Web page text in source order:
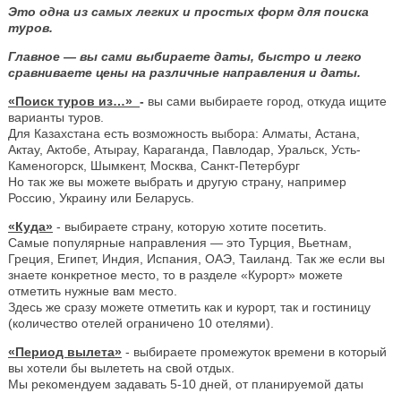
Это одна из самых легких и простых форм для поиска
туров.
Главное — вы сами выбираете даты, быстро и легко
сравниваете цены на различные направления и даты.
«Поиск туров из…» - вы сами выбираете город, откуда ищите
варианты туров.
Для Казахстана есть возможность выбора: Алматы, Астана,
Актау, Актобе, Атырау, Караганда, Павлодар, Уральск, Усть-
Каменогорск, Шымкент, Москва, Санкт-Петербург
Но так же вы можете выбрать и другую страну, например
Россию, Украину или Беларусь.
«Куда» - выбираете страну, которую хотите посетить.
Самые популярные направления — это Турция, Вьетнам,
Греция, Египет, Индия, Испания, ОАЭ, Таиланд. Так же если вы
знаете конкретное место, то в разделе «Курорт» можете
отметить нужные вам место.
Здесь же сразу можете отметить как и курорт, так и гостиницу
(количество отелей ограничено 10 отелями).
«Период вылета» - выбираете промежуток времени в который
вы хотели бы вылететь на свой отдых.
Мы рекомендуем задавать 5-10 дней, от планируемой даты